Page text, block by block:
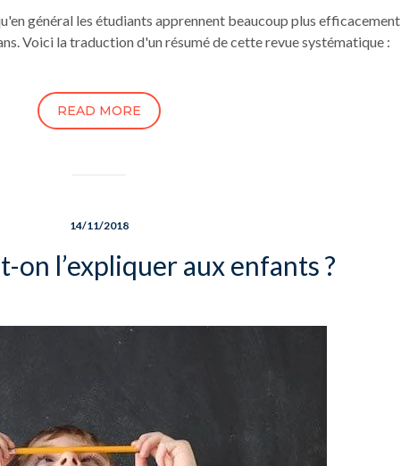
général les étudiants apprennent beaucoup plus efficacement
Voici la traduction d'un résumé de cette revue systématique :
READ MORE
14/11/2018
on l’expliquer aux enfants ?